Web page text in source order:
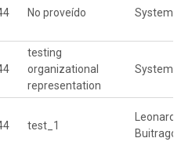
No proveído Systems
testing
organizational
representation
Systems
test_1
Leonardo
Buitrago